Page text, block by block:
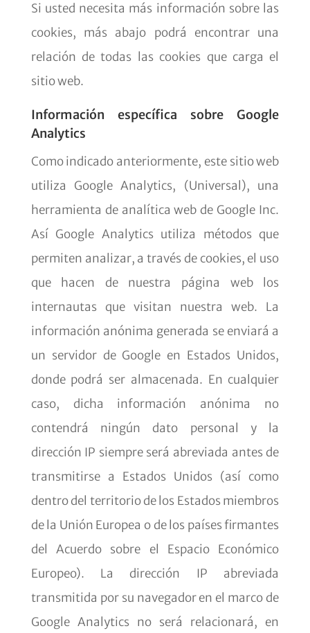
Si usted necesita más información sobre las
cookies, más abajo podrá encontrar una
relación de todas las cookies que carga el
sitio web.
Información específica sobre Google
Analytics
Como indicado anteriormente, este sitio web
utiliza Google Analytics, (Universal), una
herramienta de analítica web de Google Inc.
Así Google Analytics utiliza métodos que
permiten analizar, a través de cookies, el uso
que hacen de nuestra página web los
internautas que visitan nuestra web. La
información anónima generada se enviará a
un servidor de Google en Estados Unidos,
donde podrá ser almacenada. En cualquier
caso, dicha información anónima no
contendrá ningún dato personal y la
dirección IP siempre será abreviada antes de
transmitirse a Estados Unidos (así como
dentro del territorio de los Estados miembros
de la Unión Europea o de los países firmantes
del Acuerdo sobre el Espacio Económico
Europeo). La dirección IP abreviada
transmitida por su navegador en el marco de
Google Analytics no será relacionará, en